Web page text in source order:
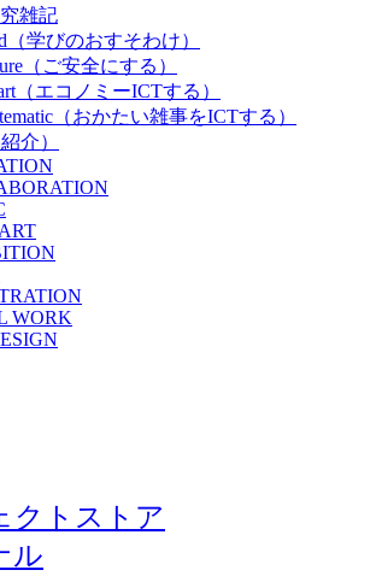
雑記
（学びのおすそわけ）
（ご安全にする）
（エコノミーICTする）
（おかたい雑事をICTする）
介）
WORK
クトストア
ル